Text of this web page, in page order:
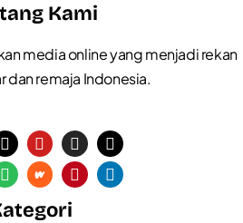
Kami
media online yang menjadi rekan
dan remaja Indonesia.